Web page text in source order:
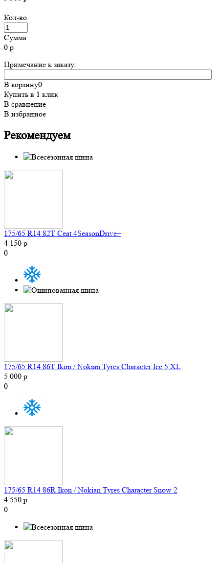
Кол-во
Сумма
0 р
Примечание к заказу:
В корзину0
Купить в 1 клик
В сравнение
В избранное
Рекомендуем
175/65 R14 82T Ceat 4SeasonDrive+
4 150 р
0
175/65 R14 86T Ikon / Nokian Tyres Character Ice 5 XL
5 000 р
0
175/65 R14 86R Ikon / Nokian Tyres Character Snow 2
4 550 р
0